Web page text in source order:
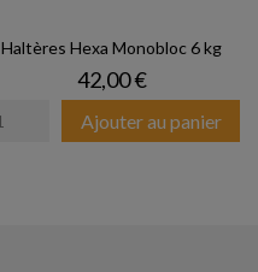
Haltères Hexa Monobloc 6 kg
Prix
42,00 €
Ajouter au panier